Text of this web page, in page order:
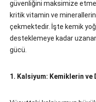
güvenliğini maksimize
kritik vitamin ve
çekmektedir. İşte kemik
desteklemeye kadar
gücü.
1. Kalsiyum: Kemiklerin ve